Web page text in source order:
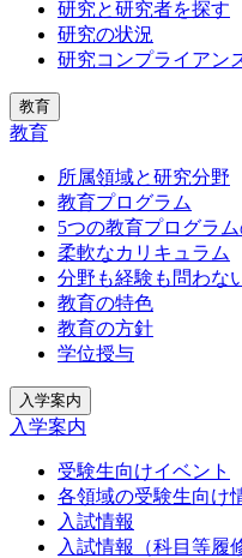
研究と研究者を探す
研究の状況
研究コンプライアン
教育
教育
所属領域と研究分野
教育プログラム
5つの教育プログラ
柔軟なカリキュラム
分野も経験も問わな
教育の特色
教育の方針
学位授与
入学案内
入学案内
受験生向けイベント
各領域の受験生向け
入試情報
入試情報（科目等履